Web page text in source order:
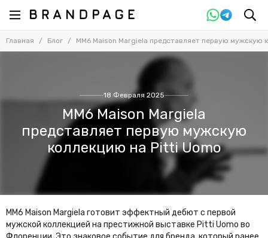
Главная Блог MM6 Maison Margiela представляет первую мужскую
18 Февраля 2025
MM6 Maison Margiela
представляет первую мужскую
коллекцию на Pitti Uomo
MM6 Maison Margiela готовит эффектный дебют с первой
мужской коллекцией на престижной выставке Pitti Uomo во